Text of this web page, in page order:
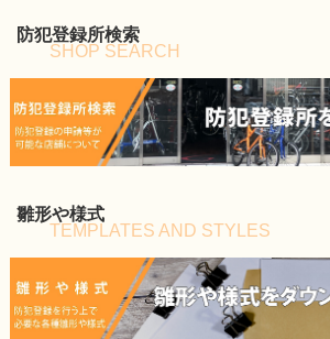
防犯登録所検索
SHOP SEARCH
雛形や様式
TEMPLATES AND STYLES